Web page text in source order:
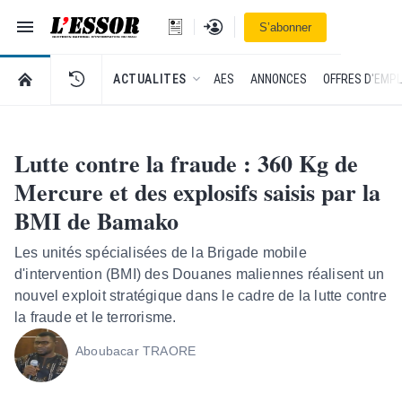
Navigation
L'Essor - retour à la une
Se connecterS’abonner
RETOUR À LA PAGE D’ACCUEIL DE L'ESSOR
ACTUALITES AES ANNONCES OFFRES
Lutte contre la fraude : 360 Kg de
Mercure et des explosifs saisis par la
BMI de Bamako
Les unités spécialisées de la Brigade mobile
d'intervention (BMI) des Douanes maliennes réalisent un
nouvel exploit stratégique dans le cadre de la lutte contre
la fraude et le terrorisme.
Aboubacar TRAORE